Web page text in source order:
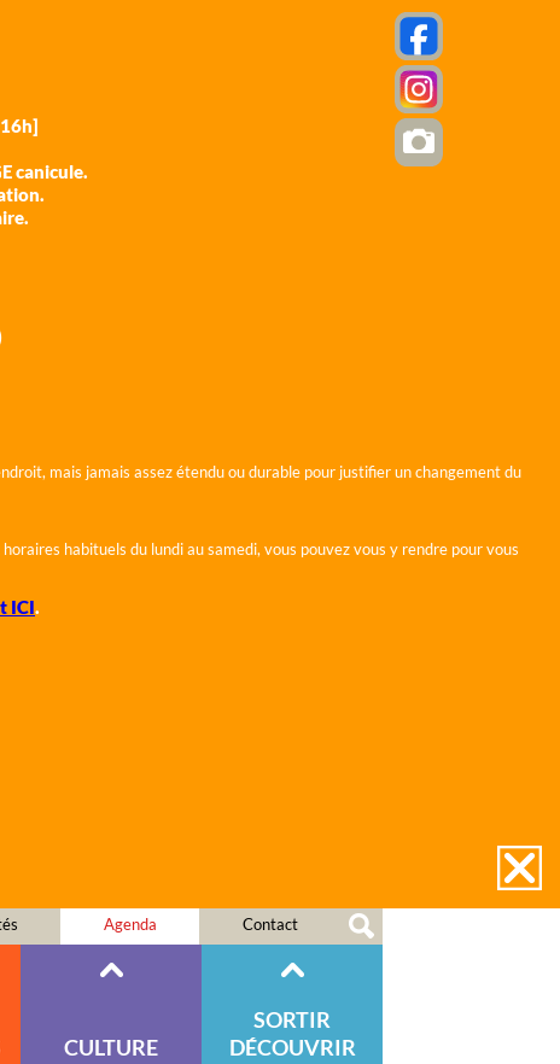
canicule.
mais jamais assez étendu ou durable pour justifier un changement du
habituels du lundi au samedi, vous pouvez vous y rendre pour vous
ICI.
Agenda Contact
CULTURE
SORTIR
DÉCOUVRIR